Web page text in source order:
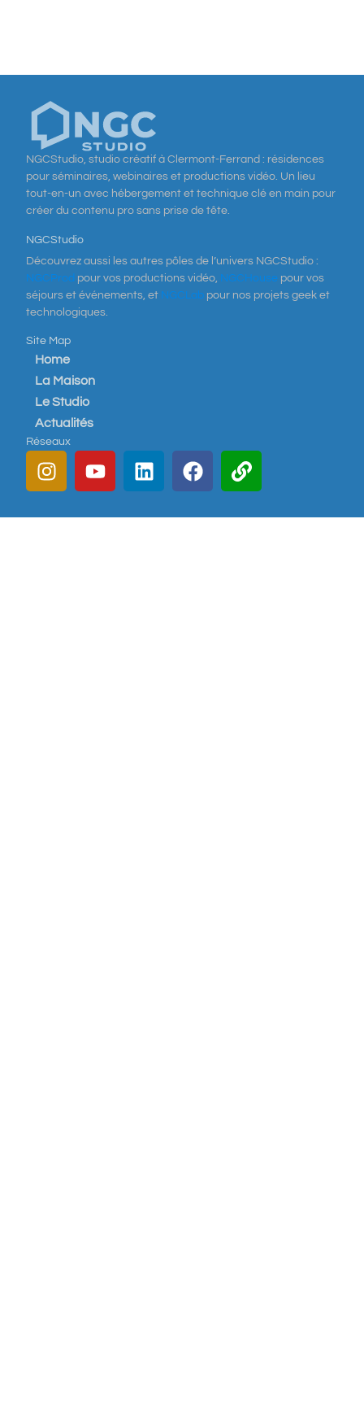
NGCStudio, studio créatif à Clermont-Ferrand : résidences
pour séminaires, webinaires et productions vidéo. Un lieu
tout-en-un avec hébergement et technique clé en main pour
créer du contenu pro sans prise de tête.
NGCStudio
Découvrez aussi les autres pôles de l’univers NGCStudio :
NGCProd pour vos productions vidéo, NGCHouse pour vos
séjours et événements, et NGCLab pour nos projets geek et
technologiques.
Site Map
Home
La Maison
Le Studio
Actualités
Réseaux